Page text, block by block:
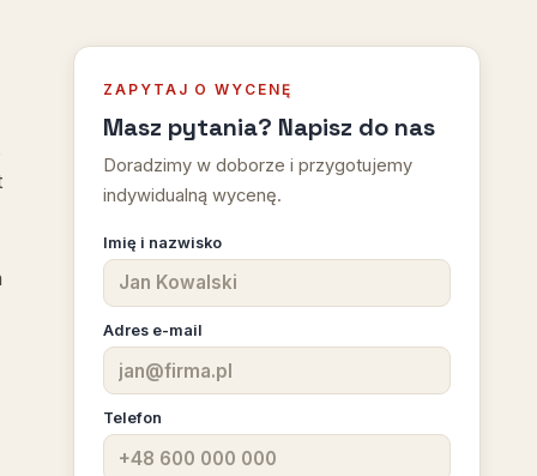
ZAPYTAJ O WYCENĘ
Masz pytania? Napisz do nas
Doradzimy w doborze i przygotujemy
indywidualną wycenę.
Imię i nazwisko
Adres e-mail
Telefon